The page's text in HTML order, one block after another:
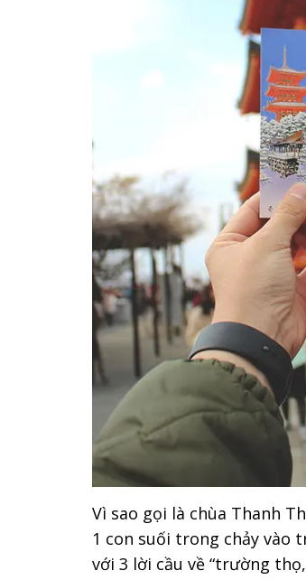
Vì sao gọi là chùa Thanh
1 con suối trong chảy vào
với 3 lời cầu về “trường